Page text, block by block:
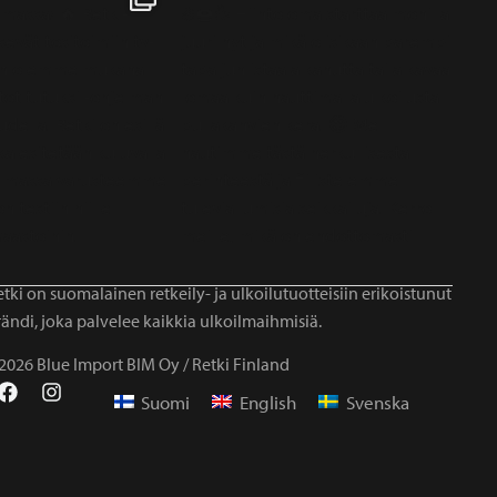
on suomalainen retkeily- ja ulkoilutuotteisiin erikoistunut
joka palvelee kaikkia ulkoilmaihmisiä.
Blue Import BIM Oy / Retki Finland
Suomi English Svenska